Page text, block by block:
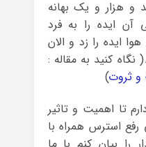
و هزار و یک بهانه
آن ایده را به فرد
ایده را زد و الان
کنید به مقاله :
و ثروت)
تا اهمیت و تاثیر
استرس همراه با